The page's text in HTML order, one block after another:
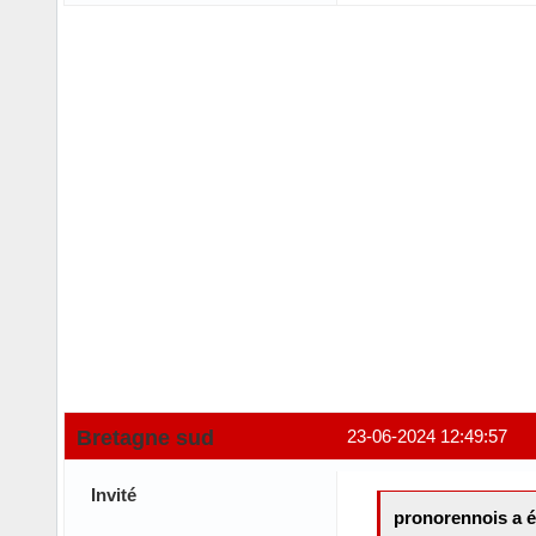
23-06-2024 12:49:57
Bretagne sud
Invité
pronorennois a